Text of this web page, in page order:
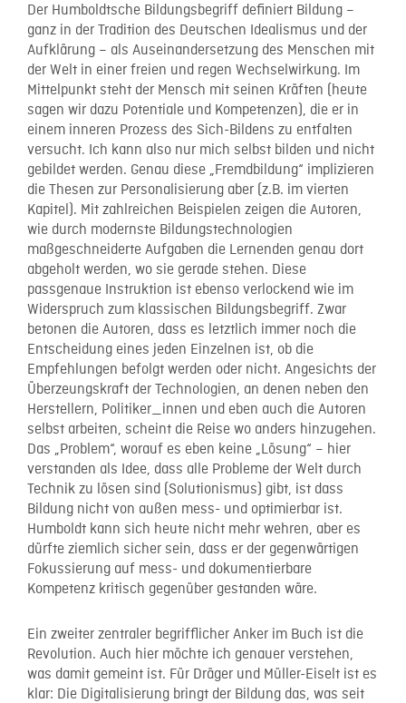
Der Humboldtsche Bildungsbegriff definiert Bildung –
ganz in der Tradition des Deutschen Idealismus und der
Aufklärung – als Auseinandersetzung des Menschen mit
der Welt in einer freien und regen Wechselwirkung. Im
Mittelpunkt steht der Mensch mit seinen Kräften (heute
sagen wir dazu Potentiale und Kompetenzen), die er in
einem inneren Prozess des Sich-Bildens zu entfalten
versucht. Ich kann also nur mich selbst bilden und nicht
gebildet werden. Genau diese „Fremdbildung“ implizieren
die Thesen zur Personalisierung aber (z.B. im vierten
Kapitel). Mit zahlreichen Beispielen zeigen die Autoren,
wie durch modernste Bildungstechnologien
maßgeschneiderte Aufgaben die Lernenden genau dort
abgeholt werden, wo sie gerade stehen. Diese
passgenaue Instruktion ist ebenso verlockend wie im
Widerspruch zum klassischen Bildungsbegriff. Zwar
betonen die Autoren, dass es letztlich immer noch die
Entscheidung eines jeden Einzelnen ist, ob die
Empfehlungen befolgt werden oder nicht. Angesichts der
Überzeungskraft der Technologien, an denen neben den
Herstellern, Politiker_innen und eben auch die Autoren
selbst arbeiten, scheint die Reise wo anders hinzugehen.
Das „Problem“, worauf es eben keine „Lösung“ – hier
verstanden als Idee, dass alle Probleme der Welt durch
Technik zu lösen sind (Solutionismus) gibt, ist dass
Bildung nicht von außen mess- und optimierbar ist.
Humboldt kann sich heute nicht mehr wehren, aber es
dürfte ziemlich sicher sein, dass er der gegenwärtigen
Fokussierung auf mess- und dokumentierbare
Kompetenz kritisch gegenüber gestanden wäre.
Ein zweiter zentraler begrifflicher Anker im Buch ist die
Revolution. Auch hier möchte ich genauer verstehen,
was damit gemeint ist. Für Dräger und Müller-Eiselt ist es
klar: Die Digitalisierung bringt der Bildung das, was seit